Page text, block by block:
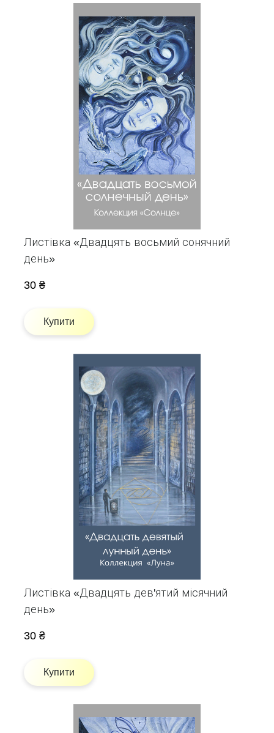
Листівка «Двадцять восьмий сонячний
день»
30 ₴
Купити
Листівка «Двадцять дев'ятий місячний
день»
30 ₴
Купити